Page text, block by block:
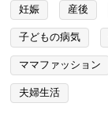
妊娠 産後
子どもの病気
ママファッション
夫婦生活